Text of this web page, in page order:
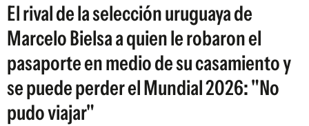
El rival de la selección uruguaya de
Marcelo Bielsa a quien le robaron el
pasaporte en medio de su casamiento y
se puede perder el Mundial 2026: "No
pudo viajar"